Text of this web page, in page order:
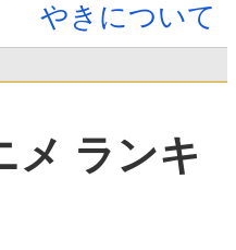
やきについて
メ ランキ